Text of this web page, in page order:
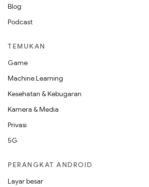
Blog
Podcast
TEMUKAN
Game
Machine Learning
Kesehatan & Kebugaran
Kamera & Media
Privasi
5G
PERANGKAT ANDROID
Layar besar